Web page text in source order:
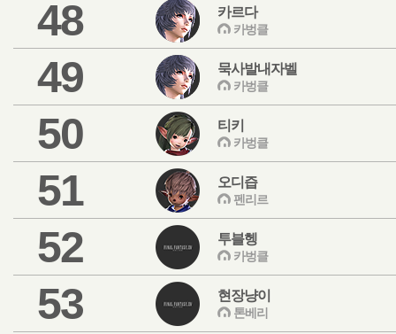
48 카르다
카벙클
49 묵사발내자벨
카벙클
50 티키
카벙클
51 오디즙
펜리르
52 투블헹
카벙클
53 현장냥이
톤베리